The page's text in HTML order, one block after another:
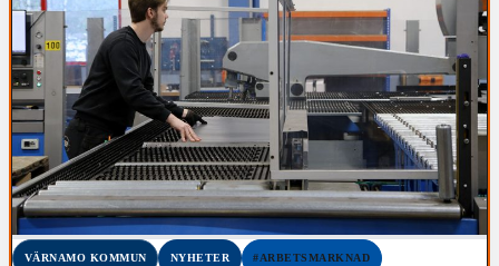
VÄRNAMO KOMMUN NYHETER #ARBETSMARKNAD